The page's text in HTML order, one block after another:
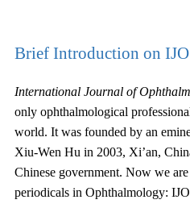
Brief Introduction on IJO
International Journal of
only ophthalmological
world. It was founded by an
Xiu-Wen Hu in 2003, Xi’an,
Chinese government. Now we
periodicals in Ophthalmology: